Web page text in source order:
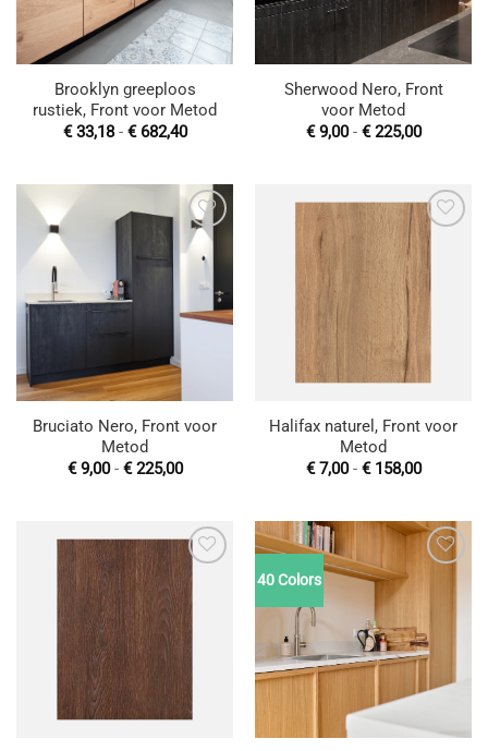
Brooklyn greeploos
rustiek, Front voor Metod
€33,18 - €682,40Prijsklasse:
Sherwood Nero, Front
voor Metod
€9,00 - €225,00
Toevoegen
wenslijst
Bruciato Nero, Front voor
Metod
€9,00 - €225,00Prijsklasse:
Toevoegen
wenslijst
Halifax naturel, Front voor
Metod
€7,00 - €158,00
Toevoegen
wenslijst
40 Colors
Toevoegen